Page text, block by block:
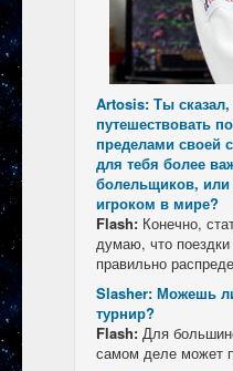
Artosis: Ты
путешествовать
пределами своей
для тебя более
болельщиков, или
игроком в мире?
Flash: Конечно,
думаю, что
правильно
Slasher: Можешь
турнир?
Flash: Для
самом деле может